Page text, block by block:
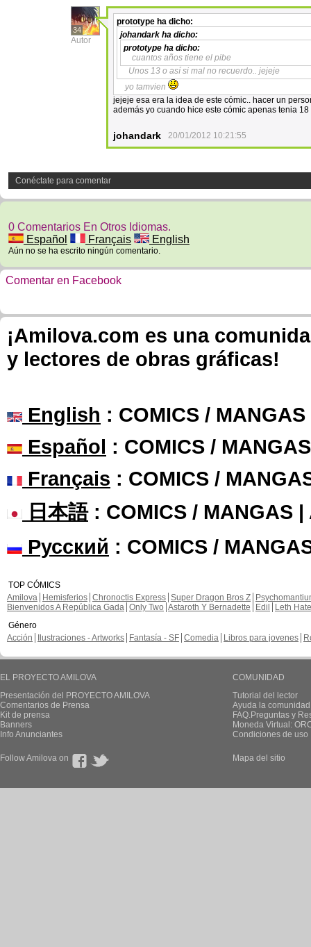
34
Autor
prototype ha dicho:
johandark ha dicho:
prototype ha dicho:
cuantos años tiene el pibe
Unos 13 o así si mal no recuerdo.. jejeje
yo tamvien
jejeje esa era la idea de este cómic.. hacer un
además yo cuando hice este cómic apenas tenia 18
johandark 20/01/2012 10:21:55
Conéctate para comentar
0 Comentarios En Otros Idiomas.
Español
Français English
Aún no se ha escrito ningún comentario.
Comentar en Facebook
¡Amilova.com es una
y lectores de obras gráficas!
English : COMICS /
Español : COMICS /
Français : COMICS /
日本語: COMICS / MANGAS |
Русский : COMICS /
TOP CÓMICS
Amilova
Hemisferios Chronoctis Express Super Dragon Bros Z
Bienvenidos A República Gada Only Two Astaroth Y Bernadette Edil
Leth Hate
Género
Acción
Ilustraciones - Artworks Fantasía - SF Comedia Libros para jovenes
EL PROYECTO AMILOVA
Presentación del PROYECTO AMILOVA
Comentarios de Prensa
Kit de prensa
Banners
Info Anunciantes
COMUNIDAD
Tutorial del lector
Ayuda la
FAQ.Preguntas y
Moneda Virtual:
Condiciones de uso
Follow Amilova on Mapa del sitio